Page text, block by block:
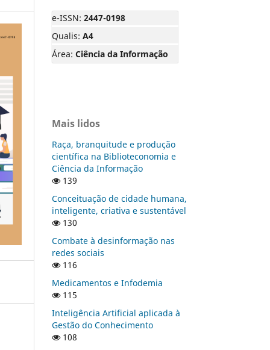
e-ISSN: 2447-0198
Qualis: A4
Área: Ciência da Informação
Mais lidos
Raça, branquitude e produção
científica na Biblioteconomia e
Ciência da Informação
139
Conceituação de cidade humana,
inteligente, criativa e sustentável
130
Combate à desinformação nas
redes sociais
116
Medicamentos e Infodemia
115
Inteligência Artificial aplicada à
Gestão do Conhecimento
108